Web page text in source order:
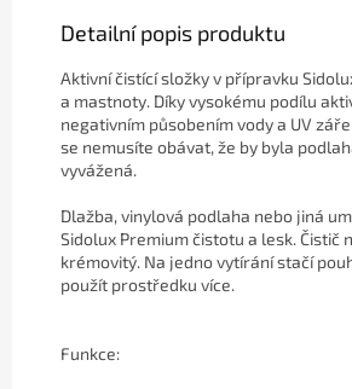
Detailní popis produktu
Aktivní čistící složky v přípravku
a mastnoty. Díky vysokému podílu
negativním působením vody a UV
se nemusíte obávat, že by byla
vyvážená.
Dlažba, vinylová podlaha nebo jiná
Sidolux Premium čistotu a lesk.
krémovitý. Na jedno vytírání stačí
použít prostředku více.
Funkce: